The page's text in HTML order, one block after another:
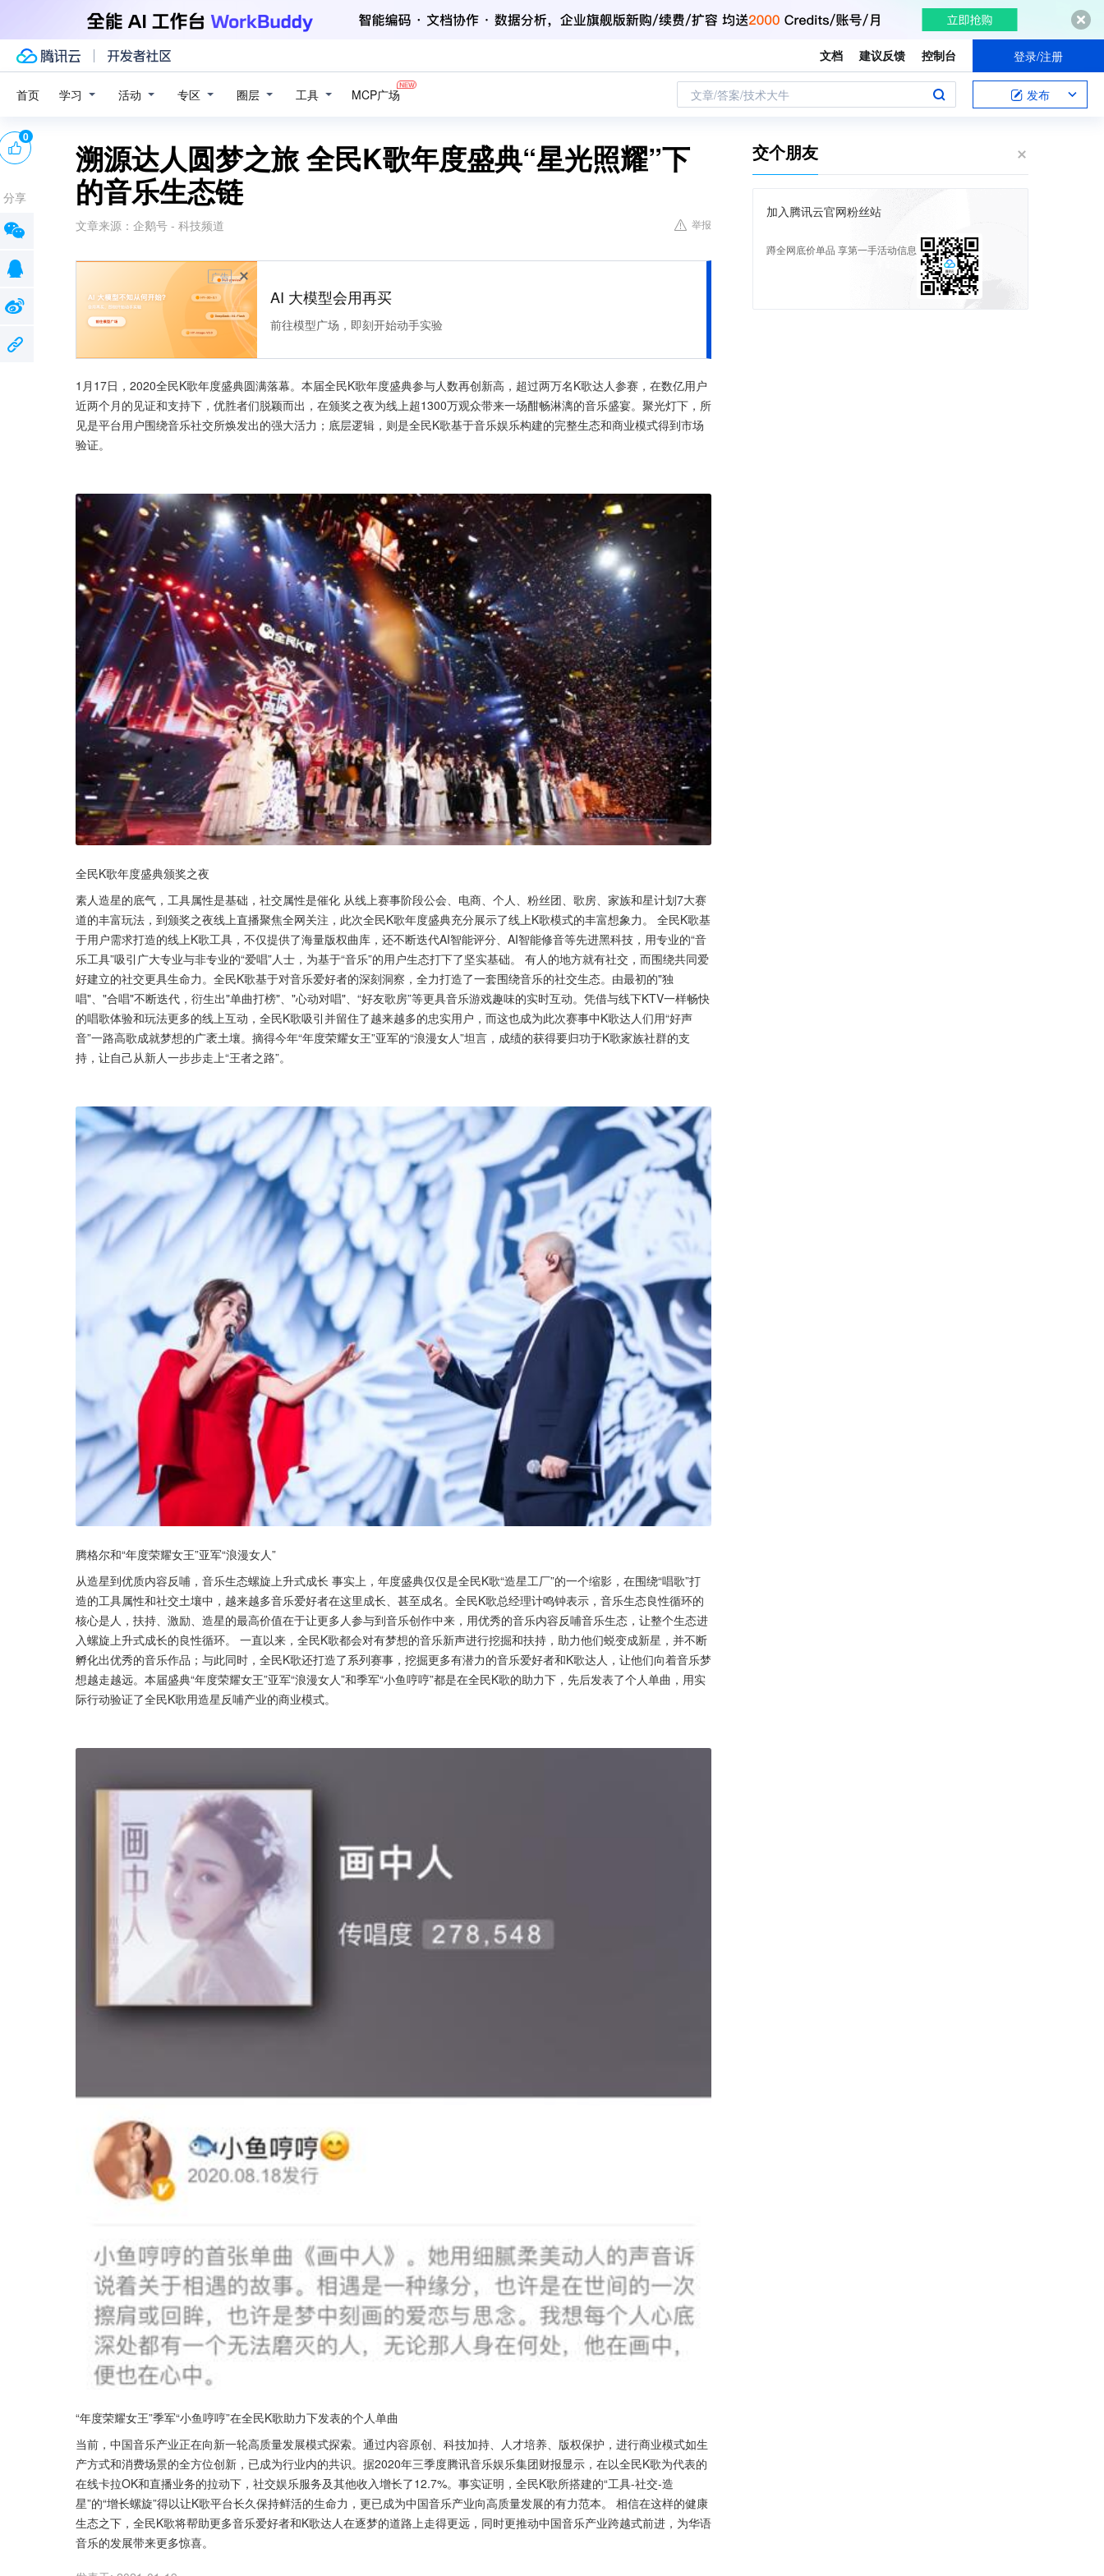
文档 建议反馈 控制台 登录/注册
首页 学习 活动 专区 圈层 工具 MCP广场 文章/答案/技术大牛 发布
溯源达人圆梦之旅 全民K歌年度盛典“星光照耀”下
的音乐生态链
文章来源： 企鹅号 - 科技频道 举报
广告
AI 大模型会用再买
前往模型广场，即刻开始动手实验
1月17日，2020全民K歌年度盛典圆满落幕。本届全民K歌年度盛典参与人数再创新高，超过两万名K歌达人参赛，在数亿用户
近两个月的见证和支持下，优胜者们脱颖而出，在颁奖之夜为线上超1300万观众带来一场酣畅淋漓的音乐盛宴。聚光灯下，所
见是平台用户围绕音乐社交所焕发出的强大活力；底层逻辑，则是全民K歌基于音乐娱乐构建的完整生态和商业模式得到市场
验证。
全民K歌年度盛典颁奖之夜
素人造星的底气，工具属性是基础，社交属性是催化 从线上赛事阶段公会、电商、个人、粉丝团、歌房、家族和星计划7大赛
道的丰富玩法，到颁奖之夜线上直播聚焦全网关注，此次全民K歌年度盛典充分展示了线上K歌模式的丰富想象力。 全民K歌基
于用户需求打造的线上K歌工具，不仅提供了海量版权曲库，还不断迭代AI智能评分、AI智能修音等先进黑科技，用专业的“音
乐工具”吸引广大专业与非专业的“爱唱”人士，为基于“音乐”的用户生态打下了坚实基础。 有人的地方就有社交，而围绕共同爱
好建立的社交更具生命力。全民K歌基于对音乐爱好者的深刻洞察，全力打造了一套围绕音乐的社交生态。由最初的"独
唱"、"合唱"不断迭代，衍生出"单曲打榜"、"心动对唱"、“好友歌房”等更具音乐游戏趣味的实时互动。凭借与线下KTV一样畅快
的唱歌体验和玩法更多的线上互动，全民K歌吸引并留住了越来越多的忠实用户，而这也成为此次赛事中K歌达人们用“好声
音”一路高歌成就梦想的广袤土壤。摘得今年“年度荣耀女王”亚军的“浪漫女人”坦言，成绩的获得要归功于K歌家族社群的支
持，让自己从新人一步步走上“王者之路”。
腾格尔和“年度荣耀女王”亚军“浪漫女人”
从造星到优质内容反哺，音乐生态螺旋上升式成长 事实上，年度盛典仅仅是全民K歌“造星工厂”的一个缩影，在围绕“唱歌”打
造的工具属性和社交土壤中，越来越多音乐爱好者在这里成长、甚至成名。全民K歌总经理计鸣钟表示，音乐生态良性循环的
核心是人，扶持、激励、造星的最高价值在于让更多人参与到音乐创作中来，用优秀的音乐内容反哺音乐生态，让整个生态进
入螺旋上升式成长的良性循环。 一直以来，全民K歌都会对有梦想的音乐新声进行挖掘和扶持，助力他们蜕变成新星，并不断
孵化出优秀的音乐作品；与此同时，全民K歌还打造了系列赛事，挖掘更多有潜力的音乐爱好者和K歌达人，让他们向着音乐梦
想越走越远。本届盛典“年度荣耀女王”亚军“浪漫女人”和季军“小鱼哼哼”都是在全民K歌的助力下，先后发表了个人单曲，用实
际行动验证了全民K歌用造星反哺产业的商业模式。
“年度荣耀女王”季军“小鱼哼哼”在全民K歌助力下发表的个人单曲
当前，中国音乐产业正在向新一轮高质量发展模式探索。通过内容原创、科技加持、人才培养、版权保护，进行商业模式如生
产方式和消费场景的全方位创新，已成为行业内的共识。据2020年三季度腾讯音乐娱乐集团财报显示，在以全民K歌为代表的
在线卡拉OK和直播业务的拉动下，社交娱乐服务及其他收入增长了12.7%。事实证明，全民K歌所搭建的“工具-社交-造
星”的“增长螺旋”得以让K歌平台长久保持鲜活的生命力，更已成为中国音乐产业向高质量发展的有力范本。 相信在这样的健康
生态之下，全民K歌将帮助更多音乐爱好者和K歌达人在逐梦的道路上走得更远，同时更推动中国音乐产业跨越式前进，为华语
音乐的发展带来更多惊喜。
0
分享
交个朋友
加入腾讯云官网粉丝站
蹲全网底价单品 享第一手活动信息